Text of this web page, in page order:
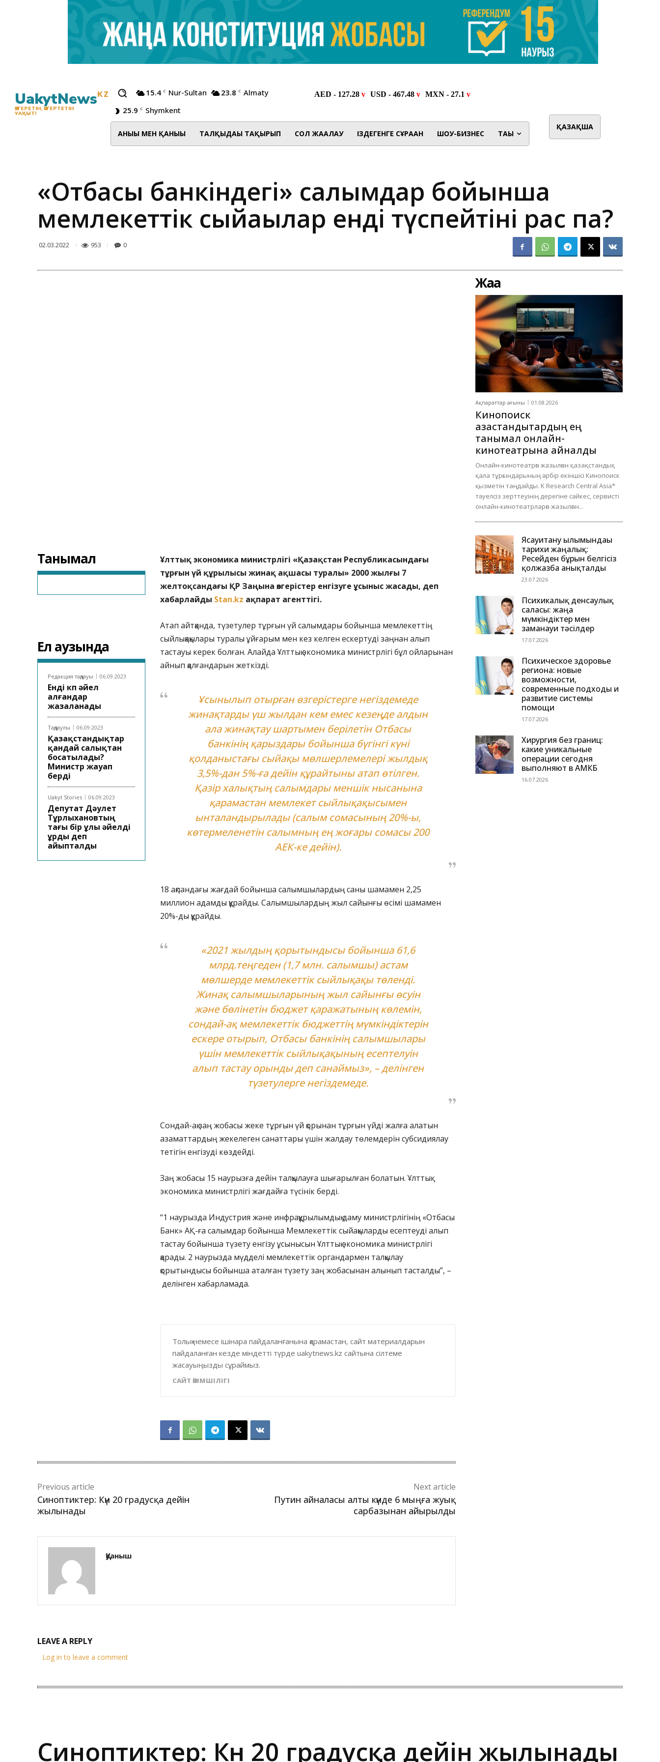
UakytNewsKZ
ӨЗГЕРЕТІН, ӨЗГЕРТЕТІН
УАҚЫТ!
15.4 C Nur-Sultan 23.8 C Almaty
25.9 C Shymkent
АНЫҒЫ МЕН ҚАНЫҒЫ ТАЛҚЫДАҒЫ ТАҚЫРЫП СОЛ ЖАҒАЛАУ ІЗДЕГЕНГЕ СҰРАҒАН ШОУ-БИЗНЕС ТАҒЫ
ҚАЗАҚША
«Отбасы банкіндегі» салымдар бойынша
мемлекеттік сыйақылар енді түспейтіні рас па?
02.03.2022 953 0
Танымал
Ел аузында
Редакция таңдауы 06.09.2023
Енді көп әйел
алғандар
жазаланады
Таңдаулы 06.09.2023
Қазақстандықтар
қандай салықтан
босатылады?
Министр жауап
берді
Uakyt Stories 06.09.2023
Депутат Дәулет
Тұрлыхановтың
тағы бір ұлы әйелді
ұрды деп
айыпталды
Ұлттық экономика министрлігі «Қазақстан Республикасындағы
тұрғын үй құрылысы жинақ ақшасы туралы» 2000 жылғы 7
желтоқсандағы ҚР Заңына өзгерістер енгізуге ұсыныс жасады, деп
хабарлайды Stan.kz ақпарат агенттігі.
Атап айтқанда, түзетулер тұрғын үй салымдары бойынша мемлекеттің
сыйлықақылары туралы ұйғарым мен кез келген ескертуді заңнан алып
тастауы керек болған. Алайда Ұлттық экономика министрлігі бұл ойларынан
айнып қалғандарын жеткізді.
Ұсынылып отырған өзгерістерге негіздемеде
жинақтарды үш жылдан кем емес кезеңде алдын
ала жинақтау шартымен берілетін Отбасы
банкінің қарыздары бойынша бүгінгі күні
қолданыстағы сыйақы мөлшерлемелері жылдық
3,5%-дан 5%-ға дейін құрайтыны атап өтілген.
Қазір халықтың салымдары меншік нысанына
қарамастан мемлекет сыйлықақысымен
ынталандырылады (салым сомасының 20%-ы,
көтермеленетін салымның ең жоғары сомасы 200
АЕК-ке дейін).
18 ақпандағы жағдай бойынша салымшылардың саны шамамен 2,25
миллион адамды құрайды. Салымшылардың жыл сайынғы өсімі шамамен
20%-ды құрайды.
«2021 жылдың қорытындысы бойынша 61,6
млрд.теңгеден (1,7 млн. салымшы) астам
мөлшерде мемлекеттік сыйлықақы төленді.
Жинақ салымшыларының жыл сайынғы өсуін
және бөлінетін бюджет қаражатының көлемін,
сондай-ақ мемлекеттік бюджеттің мүмкіндіктерін
ескере отырып, Отбасы банкінің салымшылары
үшін мемлекеттік сыйлықақының есептелуін
алып тастау орынды деп санаймыз», – делінген
түзетулерге негіздемеде.
Сондай-ақ заң жобасы жеке тұрғын үй қорынан тұрғын үйді жалға алатын
азаматтардың жекелеген санаттары үшін жалдау төлемдерін субсидиялау
тетігін енгізуді көздейді.
Заң жобасы 15 наурызға дейін талқылауға шығарылған болатын. Ұлттық
экономика министрлігі жағдайға түсінік берді.
“1 наурызда Индустрия және инфрақұрылымдық даму министрлігінің «Отбасы
Банк» АҚ-ға салымдар бойынша Мемлекеттік сыйақыларды есептеуді алып
тастау бойынша түзету енгізу ұсынысын Ұлттық экономика министрлігі
қарады. 2 наурызда мүдделі мемлекеттік органдармен талқылау
қорытындысы бойынша аталған түзету заң жобасынан алынып тасталды”, –
делінген хабарламада.
Толық немесе ішінара пайдаланғанына қарамастан, сайт материалдарын
пайдаланған кезде міндетті түрде uakytnews.kz сайтына сілтеме
жасауыңызды сұраймыз.
САЙТ ӘКІМШІЛІГІ
Previous article
Синоптиктер: Күн 20 градусқа дейін
жылынады
Next article
Путин айналасы алты күнде 6 мыңға жуық
сарбазынан айырылды
Қуаныш
LEAVE A REPLY
Log in to leave a comment
Жаңа
Ақпараттар ағыны 01.08.2026
Кинопоиск
қазақстандықтардың ең
танымал онлайн-
кинотеатрына айналды
Онлайн-кинотеатрға жазылған қазақстандық
қала тұрғындарының әрбір екіншісі Кинопоиск
қызметін таңдайды. K Research Central Asia*
тәуелсіз зерттеуінің дерегіне сәйкес, сервисті
онлайн-кинотеатрларға жазылған...
Ясауитану ғылымындағы
тарихи жаңалық:
Ресейден бұрын белгісіз
қолжазба анықталды
23.07.2026
Психикалық денсаулық
саласы: жаңа
мүмкіндіктер мен
заманауи тәсілдер
17.07.2026
Психическое здоровье
региона: новые
возможности,
современные подходы и
развитие системы
помощи
17.07.2026
Хирургия без границ:
какие уникальные
операции сегодня
выполняют в АМКБ
16.07.2026